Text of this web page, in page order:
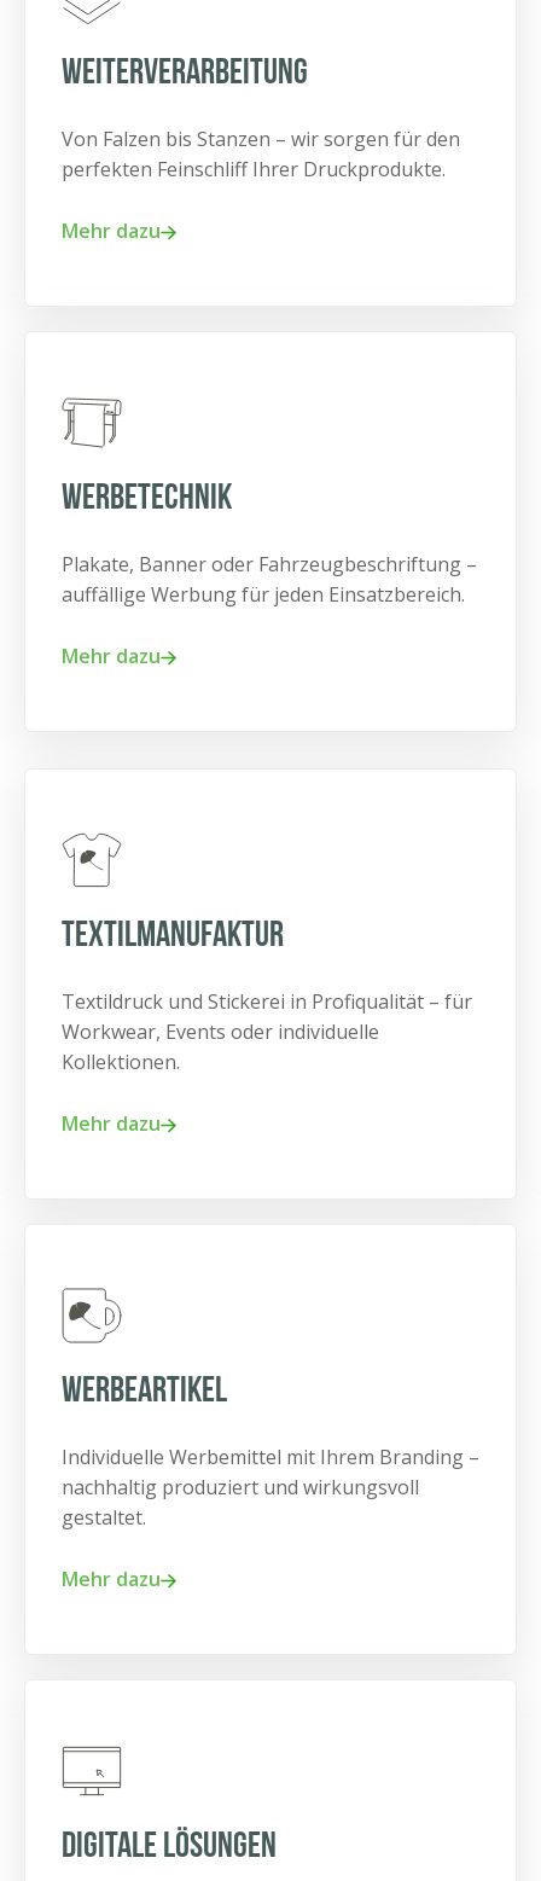
Weiterverarbeitung
Von Falzen bis Stanzen – wir sorgen für den
perfekten Feinschliff Ihrer Druckprodukte.
Mehr dazu
Werbetechnik
Plakate, Banner oder Fahrzeugbeschriftung –
auffällige Werbung für jeden Einsatzbereich.
Mehr dazu
TExtilmanufaktur
Textildruck und Stickerei in Profiqualität – für
Workwear, Events oder individuelle
Kollektionen.
Mehr dazu
Werbeartikel
Individuelle Werbemittel mit Ihrem Branding –
nachhaltig produziert und wirkungsvoll
gestaltet.
Mehr dazu
Digitale Lösungen